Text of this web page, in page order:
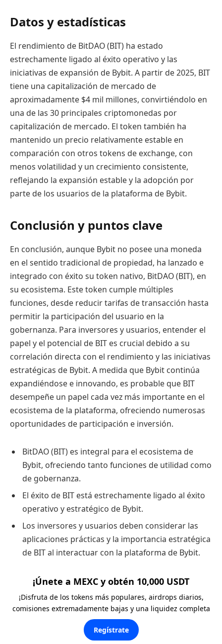
Datos y estadísticas
El rendimiento de BitDAO (BIT) ha estado
estrechamente ligado al éxito operativo y las
iniciativas de expansión de Bybit. A partir de 2025, BIT
tiene una capitalización de mercado de
aproximadamente $4 mil millones, convirtiéndolo en
una de las 30 principales criptomonedas por
capitalización de mercado. El token también ha
mantenido un precio relativamente estable en
comparación con otros tokens de exchange, con
menos volatilidad y un crecimiento consistente,
reflejando la expansión estable y la adopción por
parte de los usuarios de la plataforma de Bybit.
Conclusión y puntos clave
En conclusión, aunque Bybit no posee una moneda
en el sentido tradicional de propiedad, ha lanzado e
integrado con éxito su token nativo, BitDAO (BIT), en
su ecosistema. Este token cumple múltiples
funciones, desde reducir tarifas de transacción hasta
permitir la participación del usuario en la
gobernanza. Para inversores y usuarios, entender el
papel y el potencial de BIT es crucial debido a su
correlación directa con el rendimiento y las iniciativas
estratégicas de Bybit. A medida que Bybit continúa
expandiéndose e innovando, es probable que BIT
desempeñe un papel cada vez más importante en el
ecosistema de la plataforma, ofreciendo numerosas
oportunidades de participación e inversión.
BitDAO (BIT) es integral para el ecosistema de
Bybit, ofreciendo tanto funciones de utilidad como
de gobernanza.
El éxito de BIT está estrechamente ligado al éxito
operativo y estratégico de Bybit.
Los inversores y usuarios deben considerar las
aplicaciones prácticas y la importancia estratégica
de BIT al interactuar con la plataforma de Bybit.
¡Únete a MEXC y obtén 10,000 USDT
¡Disfruta de los tokens más populares, airdrops diarios,
comisiones extremadamente bajas y una liquidez completa
Regístrate